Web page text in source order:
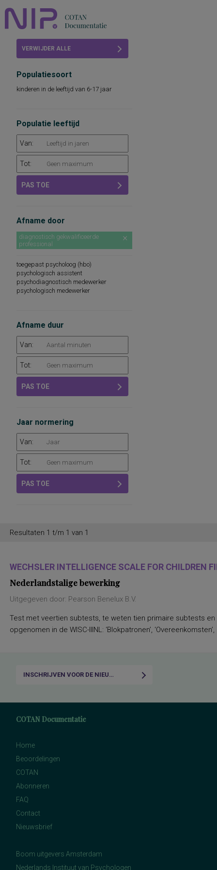
VERWIJDER ALLE
Populatiesoort
kinderen in de leeftijd van 6-17 jaar
Populatie leeftijd
Van:
Tot:
PAS TOE
Afname door
diagnostisch gekwalificeerde
professional
toegepast psycholoog (hbo)
psychologisch assistent
psychodiagnostisch medewerker
psychologisch medewerker
Afname duur
Van:
Tot:
PAS TOE
Jaar normering
Van:
Tot:
PAS TOE
Resultaten 1 t/m 1 van 1
WECHSLER INTELLIGENCE SCALE FOR CHILDREN
Nederlandstalige bewerking
Uitgegeven door: Pearson Benelux B.V.
Test met veertien subtests, te weten tien primaire subtests
opgenomen in de WISC-IIINL: ‘Blokpatronen’,
INSCHRIJVEN VOOR DE NIEUWSBRIEF
COTAN Documentatie
Home
Beoordelingen
COTAN
Abonneren
FAQ
Contact
Nieuwsbrief
Boom uitgevers Amsterdam
Nederlands Instituut van Psychologen